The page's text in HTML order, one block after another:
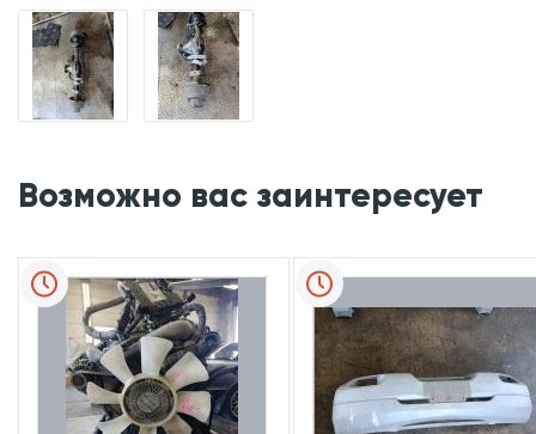
Возможно вас заинтересует